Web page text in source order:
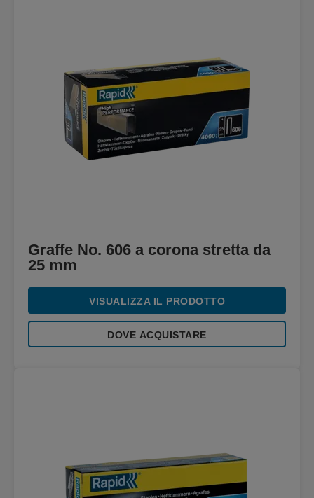
Graffe No. 606 a corona stretta da
25 mm
VISUALIZZA IL PRODOTTO
DOVE ACQUISTARE